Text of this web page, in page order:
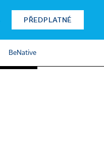
PŘEDPLATNÉ
BeNative